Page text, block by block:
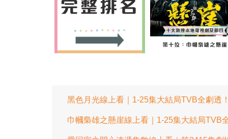
黑色月光線上看｜1-25集大結局TVB全劇透
巾幗梟雄之懸崖線上看｜1-25集大結局TVB